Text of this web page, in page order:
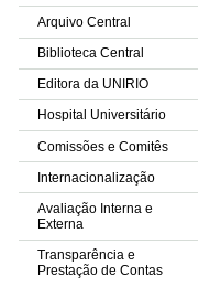
Arquivo Central
Biblioteca Central
Editora da UNIRIO
Hospital Universitário
Comissões e Comitês
Internacionalização
Avaliação Interna e
Externa
Transparência e
Prestação de Contas